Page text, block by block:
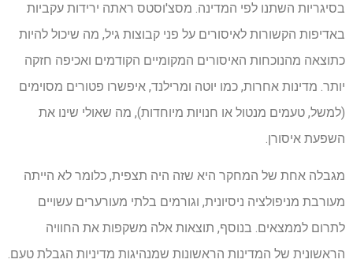
בסיגריות השתנו לפי המדינה. מסצ'וסטס ראתה ירידות עקביות
באדיפות הקשורות לאיסורים על פני קבוצות גיל, מה שיכול להיות
כתוצאה מהנוכחות האיסורים המקומיים הקודמים ואכיפה חזקה
יותר. מדינות אחרות, כמו יוטה ומרילנד, איפשרו פטורים מסוימים
(למשל, טעמים מנטול או חנויות מיוחדות), מה שאולי שינו את
השפעת איסורן.
מגבלה אחת של המחקר היא שזה היה תצפית, כלומר לא הייתה
מעורבת מניפולציה ניסיונית, וגורמים בלתי מעורערים עשויים
לתרום לממצאים. בנוסף, תוצאות אלה משקפות את החוויה
הראשונית של המדינות הראשונות שמנהיגות מדיניות הגבלת טעם.